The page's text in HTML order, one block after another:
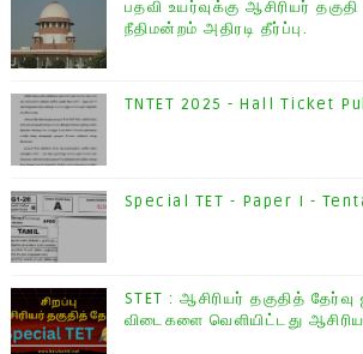
பதவி உயர்வுக்கு ஆசிரியர்
நீதிமன்றம் அதிரடி தீர்ப்பு.
TNTET 2025 - Hall Ticket
Special TET - Paper I -
STET : ஆசிரியர் தகுதித்
விடைகளை வெளியிட்டது